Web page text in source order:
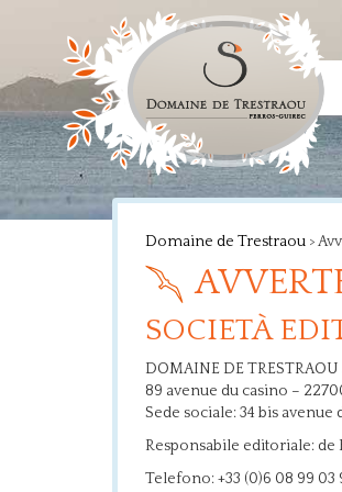
Domaine de Trestraou >
SOCIETÀ
DOMAINE DE TRESTRAOU
89 avenue du casino –
Sede sociale: 34 bis
Responsabile editoriale: de
Telefono: +33 (0)6 08 99 03